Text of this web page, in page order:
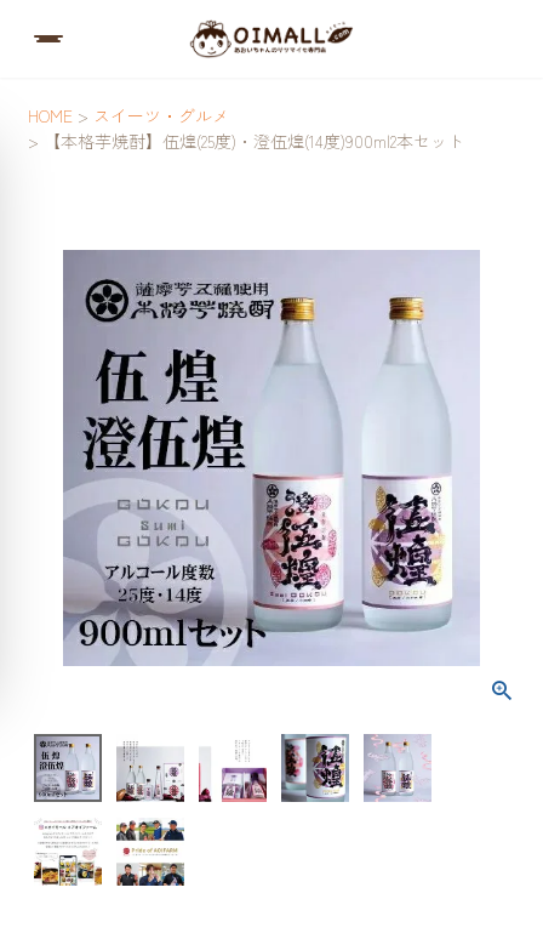
HOME
スイーツ・グルメ
【本格芋焼酎】伍煌(25度)・澄伍煌(14度)900ml2本セット